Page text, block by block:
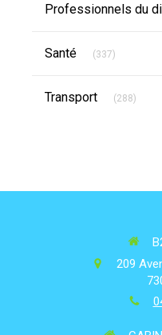
Professionnels du
Santé (337)
Transport (288)
209